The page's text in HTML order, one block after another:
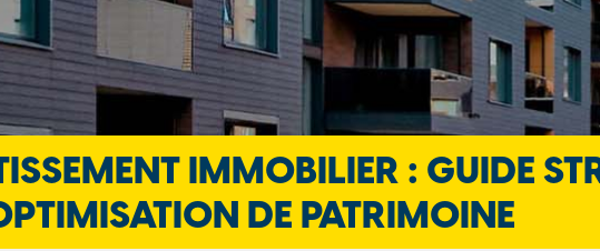
IMMOBILIER : GUIDE
DE PATRIMOINE